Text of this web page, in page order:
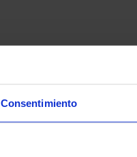
Consentimiento